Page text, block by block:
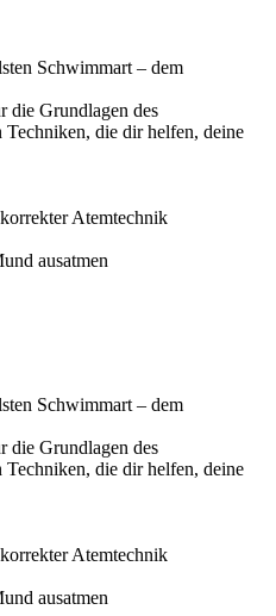
Schwimmart – dem
die Grundlagen des
die dir helfen, deine
Atemtechnik
ausatmen
Schwimmart – dem
die Grundlagen des
die dir helfen, deine
Atemtechnik
ausatmen